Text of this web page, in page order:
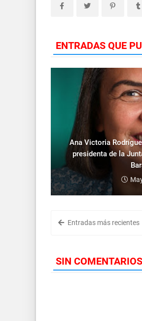
ENTRADAS QUE
Ana Victoria
presidenta de la
Entradas más recientes
SIN COMENTARIOS